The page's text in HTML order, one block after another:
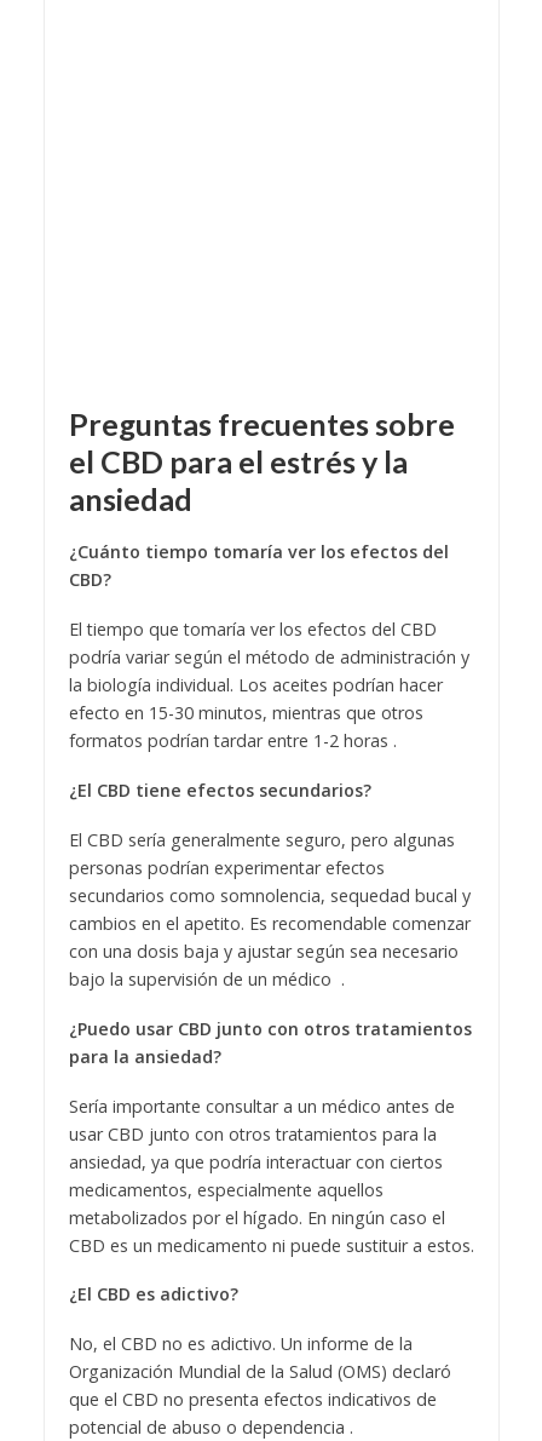
Preguntas frecuentes sobre
el CBD para el estrés y la
ansiedad
¿Cuánto tiempo tomaría ver los efectos del
CBD?
El tiempo que tomaría ver los efectos del CBD
podría variar según el método de administración y
la biología individual. Los aceites podrían hacer
efecto en 15-30 minutos, mientras que otros
formatos podrían tardar entre 1-2 horas .
¿El CBD tiene efectos secundarios?
El CBD sería generalmente seguro, pero algunas
personas podrían experimentar efectos
secundarios como somnolencia, sequedad bucal y
cambios en el apetito. Es recomendable comenzar
con una dosis baja y ajustar según sea necesario
bajo la supervisión de un médico .
¿Puedo usar CBD junto con otros tratamientos
para la ansiedad?
Sería importante consultar a un médico antes de
usar CBD junto con otros tratamientos para la
ansiedad, ya que podría interactuar con ciertos
medicamentos, especialmente aquellos
metabolizados por el hígado. En ningún caso el
CBD es un medicamento ni puede sustituir a estos.
¿El CBD es adictivo?
No, el CBD no es adictivo. Un informe de la
Organización Mundial de la Salud (OMS) declaró
que el CBD no presenta efectos indicativos de
potencial de abuso o dependencia .